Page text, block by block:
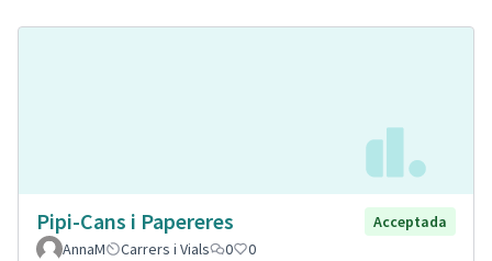
Pipi-Cans i Papereres
Acceptada
AnnaM
Carrers i Vials 0 0